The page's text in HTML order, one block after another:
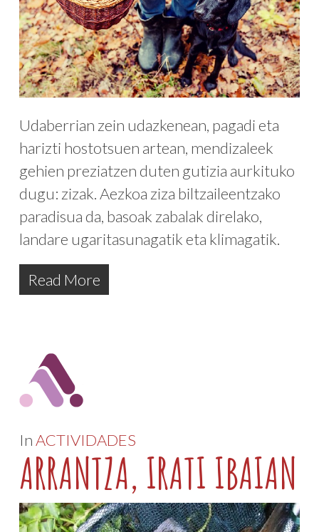
Udaberrian zein udazkenean, pagadi eta
harizti hostotsuen artean, mendizaleek
gehien preziatzen duten gutizia aurkituko
dugu: zizak. Aezkoa ziza biltzaileentzako
paradisua da, basoak zabalak direlako,
landare ugaritasunagatik eta klimagatik.
Read More
InACTIVIDADES
ARRANTZA, IRATI IBAIAN